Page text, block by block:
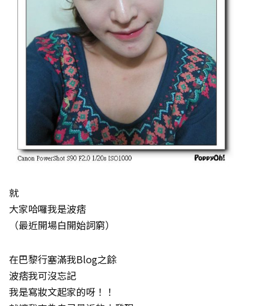
就
大家哈囉我是波痞
（最近開場白開始詞窮）
在巴黎行塞滿我Blog之餘
波痞我可沒忘記
我是寫妝文起家的呀！！